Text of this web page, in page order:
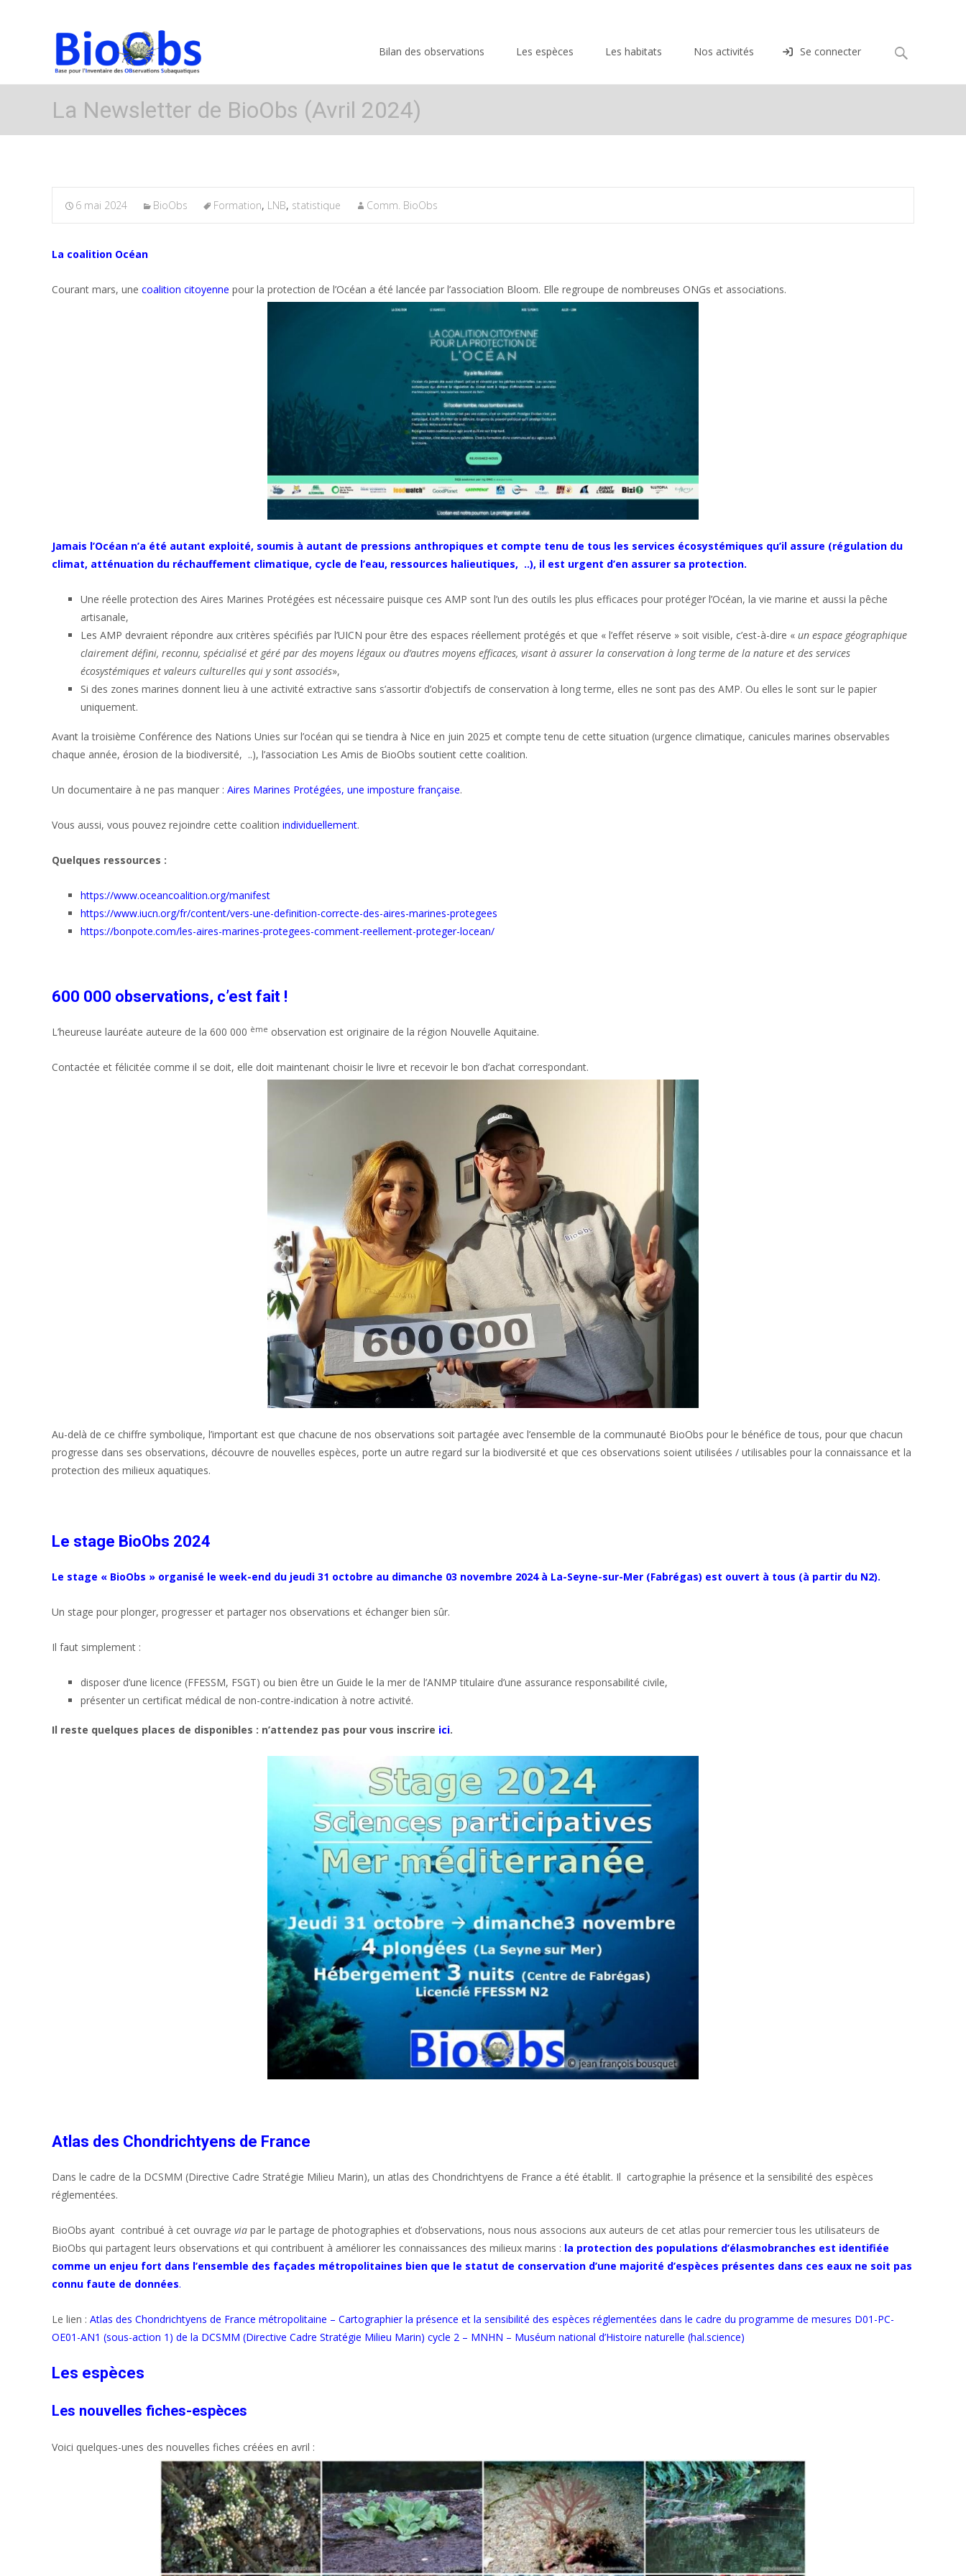
Bilan des observations Les espèces Les habitats Nos activités Se connecter Rechercher :
La Newsletter de BioObs (Avril 2024)
6 mai 2024 BioObs Formation, LNB, statistique Comm. BioObs
La coalition Océan
Courant mars, une coalition citoyenne pour la protection de l’Océan a été lancée par l’association Bloom. Elle regroupe de nombreuses ONGs et associations.
Jamais l’Océan n’a été autant exploité, soumis à autant de pressions anthropiques et compte tenu de tous les services écosystémiques qu’il assure (régulation du
climat, atténuation du réchauffement climatique, cycle de l’eau, ressources halieutiques, ..), il est urgent d’en assurer sa protection.
Une réelle protection des Aires Marines Protégées est nécessaire puisque ces AMP sont l’un des outils les plus efficaces pour protéger l’Océan, la vie marine et aussi la pêche
artisanale,
Les AMP devraient répondre aux critères spécifiés par l’UICN pour être des espaces réellement protégés et que « l’effet réserve » soit visible, c’est-à-dire « un espace géographique
clairement défini, reconnu, spécialisé et géré par des moyens légaux ou d’autres moyens efficaces, visant à assurer la conservation à long terme de la nature et des services
écosystémiques et valeurs culturelles qui y sont associés»,
Si des zones marines donnent lieu à une activité extractive sans s’assortir d’objectifs de conservation à long terme, elles ne sont pas des AMP. Ou elles le sont sur le papier
uniquement.
Avant la troisième Conférence des Nations Unies sur l’océan qui se tiendra à Nice en juin 2025 et compte tenu de cette situation (urgence climatique, canicules marines observables
chaque année, érosion de la biodiversité, ..), l’association Les Amis de BioObs soutient cette coalition.
Un documentaire à ne pas manquer : Aires Marines Protégées, une imposture française.
Vous aussi, vous pouvez rejoindre cette coalition individuellement.
Quelques ressources :
https://www.oceancoalition.org/manifest
https://www.iucn.org/fr/content/vers-une-definition-correcte-des-aires-marines-protegees
https://bonpote.com/les-aires-marines-protegees-comment-reellement-proteger-locean/
600 000 observations, c’est fait !
L’heureuse lauréate auteure de la 600 000 ème observation est originaire de la région Nouvelle Aquitaine.
Contactée et félicitée comme il se doit, elle doit maintenant choisir le livre et recevoir le bon d’achat correspondant.
Au-delà de ce chiffre symbolique, l’important est que chacune de nos observations soit partagée avec l’ensemble de la communauté BioObs pour le bénéfice de tous, pour que chacun
progresse dans ses observations, découvre de nouvelles espèces, porte un autre regard sur la biodiversité et que ces observations soient utilisées / utilisables pour la connaissance et la
protection des milieux aquatiques.
Le stage BioObs 2024
Le stage « BioObs » organisé le week-end du jeudi 31 octobre au dimanche 03 novembre 2024 à La-Seyne-sur-Mer (Fabrégas) est ouvert à tous (à partir du N2).
Un stage pour plonger, progresser et partager nos observations et échanger bien sûr.
Il faut simplement :
disposer d’une licence (FFESSM, FSGT) ou bien être un Guide le la mer de l’ANMP titulaire d’une assurance responsabilité civile,
présenter un certificat médical de non-contre-indication à notre activité.
Il reste quelques places de disponibles : n’attendez pas pour vous inscrire ici.
Atlas des Chondrichtyens de France
Dans le cadre de la DCSMM (Directive Cadre Stratégie Milieu Marin), un atlas des Chondrichtyens de France a été établit. Il cartographie la présence et la sensibilité des espèces
réglementées.
BioObs ayant contribué à cet ouvrage via par le partage de photographies et d’observations, nous nous associons aux auteurs de cet atlas pour remercier tous les utilisateurs de
BioObs qui partagent leurs observations et qui contribuent à améliorer les connaissances des milieux marins : la protection des populations d’élasmobranches est identifiée
comme un enjeu fort dans l’ensemble des façades métropolitaines bien que le statut de conservation d’une majorité d’espèces présentes dans ces eaux ne soit pas
connu faute de données.
Le lien : Atlas des Chondrichtyens de France métropolitaine – Cartographier la présence et la sensibilité des espèces réglementées dans le cadre du programme de mesures D01-PC-
OE01-AN1 (sous-action 1) de la DCSMM (Directive Cadre Stratégie Milieu Marin) cycle 2 – MNHN – Muséum national d’Histoire naturelle (hal.science)
Les espèces
Les nouvelles fiches-espèces
Voici quelques-unes des nouvelles fiches créées en avril :